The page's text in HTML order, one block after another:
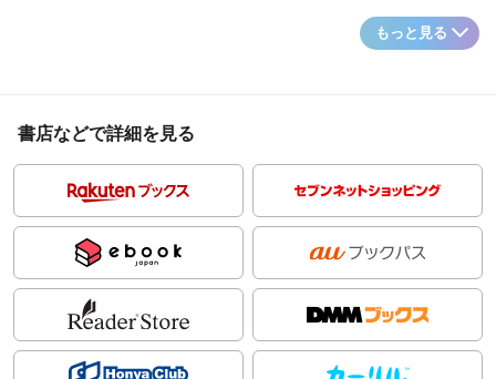
もっと見る
書店などで詳細を見る